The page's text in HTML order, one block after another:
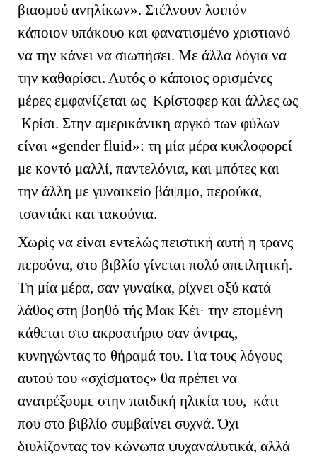
βιασμού ανηλίκων». Στέλνουν λοιπόν
κάποιον υπάκουο και φανατισμένο χριστιανό
να την κάνει να σιωπήσει. Με άλλα λόγια να
την καθαρίσει. Αυτός ο κάποιος ορισμένες
μέρες εμφανίζεται ως Κρίστοφερ και άλλες ως
Κρίσι. Στην αμερικάνικη αργκό των φύλων
είναι «gender fluid»: τη μία μέρα κυκλοφορεί
με κοντό μαλλί, παντελόνια, και μπότες και
την άλλη με γυναικείο βάψιμο, περούκα,
τσαντάκι και τακούνια.
Χωρίς να είναι εντελώς πειστική αυτή η τρανς
περσόνα, στο βιβλίο γίνεται πολύ απειλητική.
Τη μία μέρα, σαν γυναίκα, ρίχνει οξύ κατά
λάθος στη βοηθό τής Μακ Κέι· την επομένη
κάθεται στο ακροατήριο σαν άντρας,
κυνηγώντας το θήραμά του. Για τους λόγους
αυτού του «σχίσματος» θα πρέπει να
ανατρέξουμε στην παιδική ηλικία του, κάτι
που στο βιβλίο συμβαίνει συχνά. Όχι
διυλίζοντας τον κώνωπα ψυχαναλυτικά, αλλά